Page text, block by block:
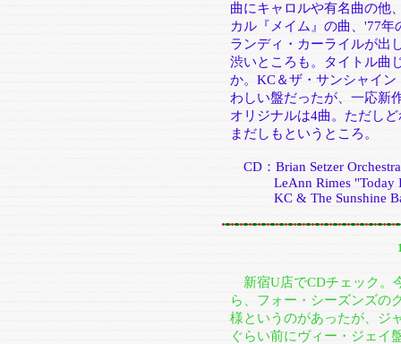
曲にキャロルや有名曲の他
カル『メイム』の曲、'77
ランディ・カーライルが出
渋いところも。タイトル曲
か。KC＆ザ・サンシャイ
わしい盤だったが、一応新
オリジナルは4曲。ただし
まだしもというところ。
CD：Brian Setzer
LeAnn Rimes "Today Is
KC & The Sunshine
新宿U店でCDチェック。
ら、フォー・シーズンズの
様というのがあったが、ジ
ぐらい前にヴィー・ジェイ